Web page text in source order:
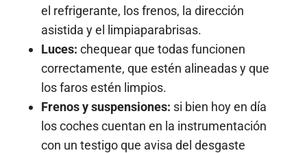
el refrigerante, los frenos, la dirección
asistida y el limpiaparabrisas.
Luces: chequear que todas funcionen
correctamente, que estén alineadas y que
los faros estén limpios.
Frenos y suspensiones: si bien hoy en día
los coches cuentan en la instrumentación
con un testigo que avisa del desgaste